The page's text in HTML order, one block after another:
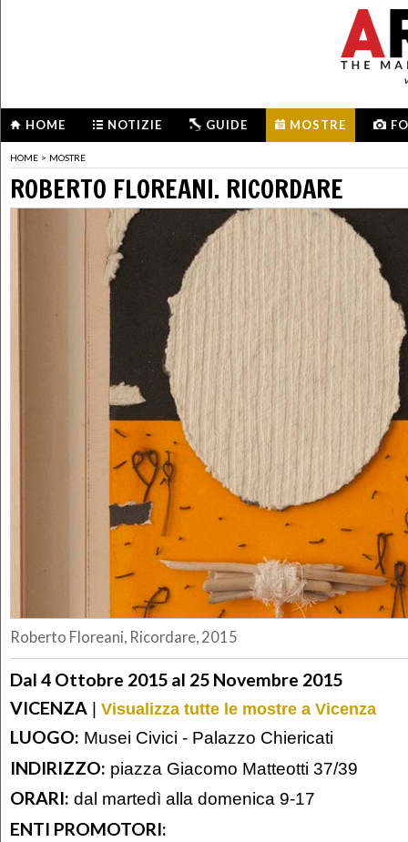
HOME NOTIZIE GUIDE MOSTRE
HOME > MOSTRE
ROBERTO FLOREANI. RICORDARE
Roberto Floreani, Ricordare, 2015
Dal 4 Ottobre 2015 al 25 Novembre 2015
VICENZA | Visualizza tutte le mostre a Vicenza
LUOGO: Musei Civici - Palazzo Chiericati
INDIRIZZO: piazza Giacomo Matteotti 37/39
ORARI: dal martedì alla domenica 9-17
ENTI PROMOTORI: